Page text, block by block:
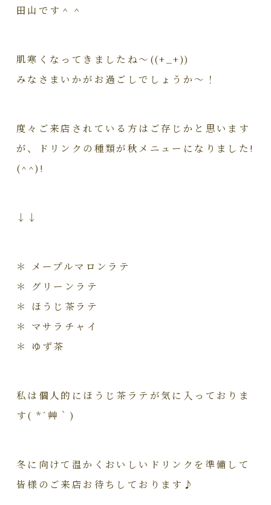
田山です＾＾
肌寒くなってきましたね～((+_+))
みなさまいかがお過ごしでしょうか～！
度々ご来店されている方はご存じかと思います
が、ドリンクの種類が秋メニューになりました!
(^^)!
↓↓
＊ メープルマロンラテ
＊ グリーンラテ
＊ ほうじ茶ラテ
＊ マサラチャイ
＊ ゆず茶
私は個人的にほうじ茶ラテが気に入っておりま
す( *´艸｀)
冬に向けて温かくおいしいドリンクを準備して
皆様のご来店お待ちしております♪